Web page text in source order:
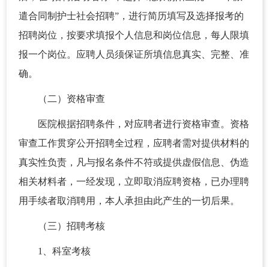
遣合同制护士社会招聘”，进行简历填写及选择报考的
招聘岗位，按要求填报个人信息和岗位信息，每人限填
报一个岗位。应聘人员须保证所填信息真实、完整、准
确。
（二）资格审查
医院根据招聘条件，对应聘者进行资格审查。资格
审查工作贯穿公开招聘全过程，应聘者需对提供材料的
真实性负责，凡与报名条件不符或提供虚假信息、伪造
相关材料者，一经发现，立即取消应聘资格，已办理聘
用手续者取消聘用，本人承担由此产生的一切后果。
（三）招聘考核
1、科室考核